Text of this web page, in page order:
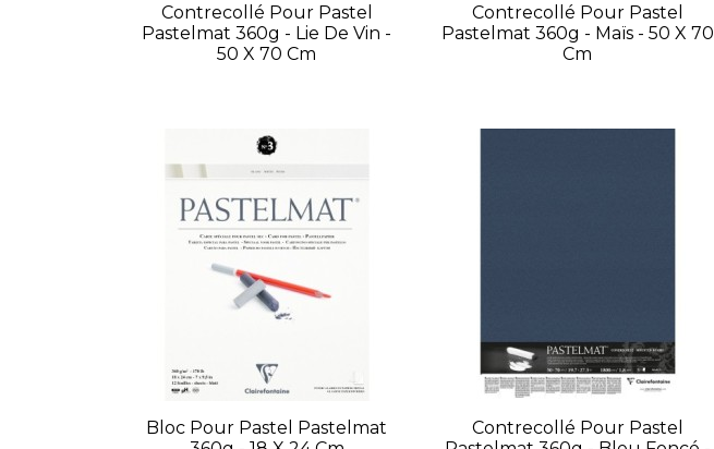
Contrecollé Pour Pastel
Pastelmat 360g - Lie De Vin -
50 X 70 Cm
Contrecollé Pour Pastel
Pastelmat 360g - Maïs - 50 X 70
Cm
Bloc Pour Pastel Pastelmat
Contrecollé Pour Pastel